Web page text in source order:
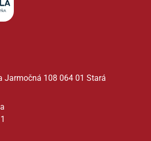
Jarmočná 108 064 01 Stará